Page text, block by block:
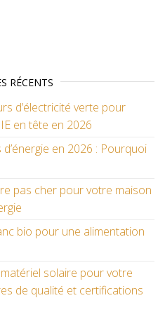
RÉCENTS
d’électricité verte pour
en tête en 2026
en 2026 : Pourquoi
pas cher pour votre maison
bio pour une alimentation
solaire pour votre
de qualité et certifications